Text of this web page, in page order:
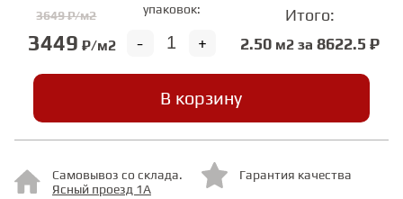
ИНЖЕНЕРНЫЙ МОДУЛЬ
СТУПЕНИ
ФАНЕРА
МИНЕРАЛЬНО-КАМЕННЫЙ
3649 ₽/м2
3449 ₽/м2
упаковок:
+
-
Итого:
2.50м2 за 8622.5 ₽
В корзину
Самовывоз со склада.
Ясный проезд 1А
Гарантия качества